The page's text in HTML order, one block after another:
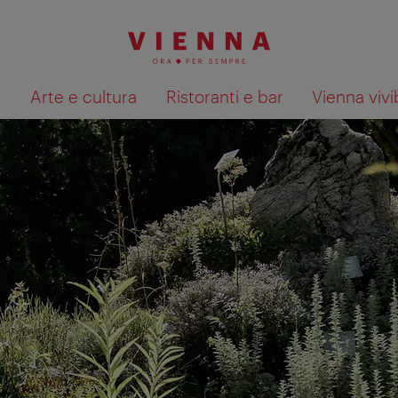
Arte e cultura Ristoranti e bar Vienna
Mostra i risultati della ricerca